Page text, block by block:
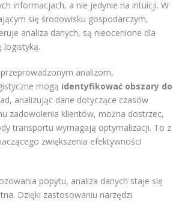
informacjach, a nie jedynie na intuicji. W
się środowisku gospodarczym,
analiza danych, są nieocenione dla
logistyką.
analizom,
mogą identyfikować obszary do
analizując dane dotyczące czasów
zadowolenia klientów, można dostrzec,
transportu wymagają optymalizacji. To z
zwiększenia efektywności
popytu, analiza danych staje się
Dzięki zastosowaniu narzędzi